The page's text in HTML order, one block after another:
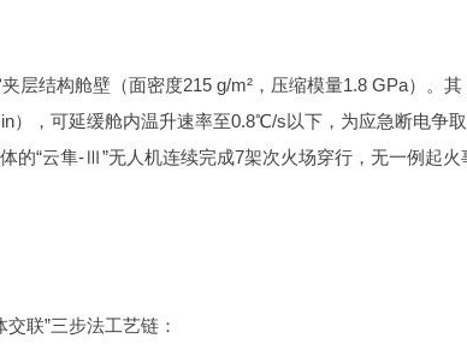
层结构舱壁（面密度215 g/m²，压缩模量1.8 GPa）。其
），可延缓舱内温升速率至0.8℃/s以下，为应急断电争取
的“云隼-Ⅲ”无人机连续完成7架次火场穿行，无一例起火
联”三步法工艺链：